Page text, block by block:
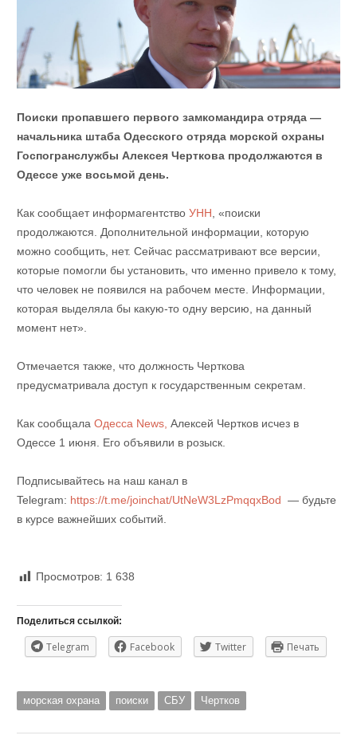
Поиски пропавшего первого замкомандира отряда —
начальника штаба Одесского отряда морской охраны
Госпогранслужбы Алексея Черткова продолжаются в
Одессе уже восьмой день.
Как сообщает информагентствоУНН, «поиски
продолжаются. Дополнительной информации, которую
можно сообщить, нет. Сейчас рассматривают все версии,
которые помогли бы установить, что именно привело к тому,
что человек не появился на рабочем месте. Информации,
которая выделяла бы какую-то одну версию, на данный
момент нет».
Отмечается также, что должность Черткова
предусматривала доступ к государственным секретам.
Как сообщала Одесса News, Алексей Чертков исчез в
Одессе 1 июня. Его объявили в розыск.
Подписывайтесь на наш канал в
Telegram: https://t.me/joinchat/UtNeW3LzPmqqxBod — будьте
в курсе важнейших событий.
Просмотров: 1 638
Поделиться ссылкой:
Telegram Facebook Twitter Печать
морская охрана поиски СБУ Чертков